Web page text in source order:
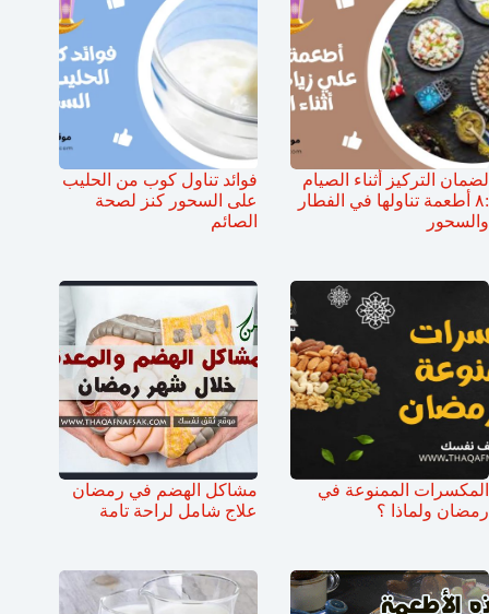
لضمان التركيز أثناء الصيام
:٨ أطعمة تناولها في الفطار
والسحور
فوائد تناول كوب من الحليب
على السحور كنز لصحة
الصائم
المكسرات الممنوعة في
رمضان ولماذا ؟
مشاكل الهضم في رمضان
علاج شامل لراحة تامة